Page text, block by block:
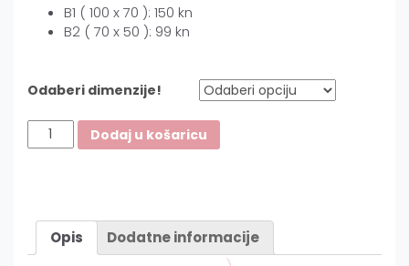
B1 ( 100 x 70 ): 150 kn
B2 ( 70 x 50 ): 99 kn
Odaberi dimenzije!
Poslijepodne
jednog
količina
Dodaj u košaricu
Opis Dodatne informacije